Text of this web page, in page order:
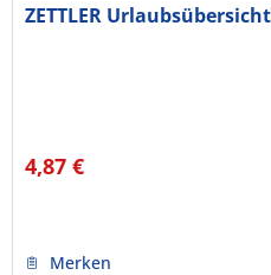
ZETTLER
4,87 €
Merken